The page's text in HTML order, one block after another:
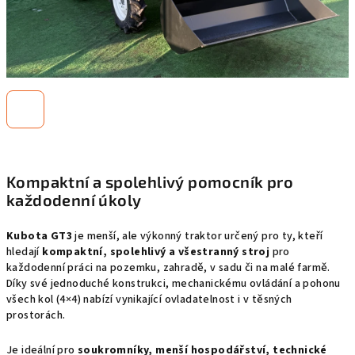
Kompaktní a spolehlivý pomocník pro
každodenní úkoly
Kubota GT3je menší, ale výkonný traktor určený pro ty, kteří
hledají kompaktní, spolehlivý a všestranný stroj pro
každodenní práci na pozemku, zahradě, v sadu či na malé farmě.
Díky své jednoduché konstrukci, mechanickému ovládání a pohonu
všech kol (4×4) nabízí vynikající ovladatelnost i v těsných
prostorách.
Je ideální pro soukromníky, menší hospodářství, technické